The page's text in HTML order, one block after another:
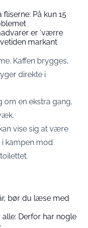
På kun 15
er ‘værre
markant
Kaffen brygges,
direkte i
om en ekstra gang,
vise sig at være
kampen mod
bør du læse med
Derfor har nogle